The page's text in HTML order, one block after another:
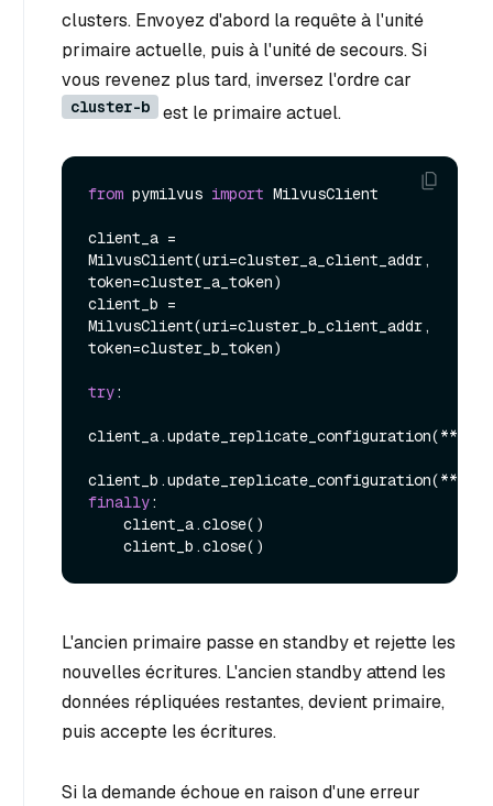
clusters. Envoyez d'abord la requête à l'unité
primaire actuelle, puis à l'unité de secours. Si
vous revenez plus tard, inversez l'ordre car
cluster-b est le primaire actuel.
from pymilvus import MilvusClient
client_a =
MilvusClient(uri=cluster_a_client_addr,
token=cluster_a_token)
client_b =
MilvusClient(uri=cluster_b_client_addr,
token=cluster_b_token)
try:
finally:
L'ancien primaire passe en standby et rejette les
nouvelles écritures. L'ancien standby attend les
données répliquées restantes, devient primaire,
puis accepte les écritures.
Si la demande échoue en raison d'une erreur